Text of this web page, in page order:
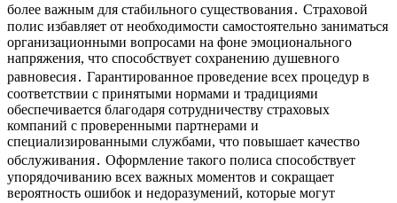
более важным для стабильного существования․ Страховой
полис избавляет от необходимости самостоятельно заниматься
организационными вопросами на фоне эмоционального
напряжения, что способствует сохранению душевного
равновесия․ Гарантированное проведение всех процедур в
соответствии с принятыми нормами и традициями
обеспечивается благодаря сотрудничеству страховых
компаний с проверенными партнерами и
специализированными службами, что повышает качество
обслуживания․ Оформление такого полиса способствует
упорядочиванию всех важных моментов и сокращает
вероятность ошибок и недоразумений, которые могут